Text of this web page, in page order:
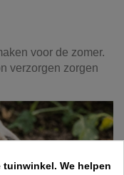
voor de zomer.
verzorgen zorgen
tuinwinkel. We helpen